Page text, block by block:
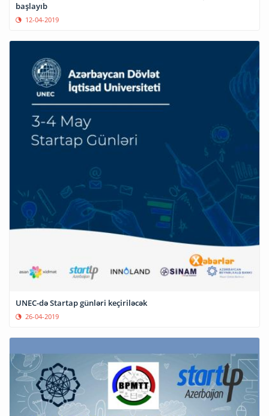
başlayıb
12-04-2019
UNEC-də Startap günləri keçiriləcək
26-04-2019